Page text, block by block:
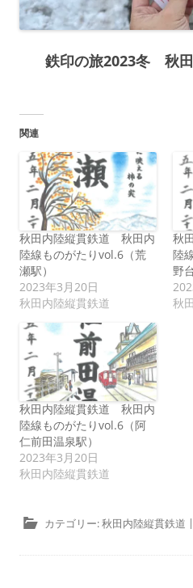
鉄印の旅2023冬 秋
関連
秋田内陸縦貫鉄道 秋田内
陸線ものがたりvol.6（荒
瀬駅）
2023年3月20日
秋田内陸縦貫鉄道
秋
陸
野
秋
秋田内陸縦貫鉄道 秋田内
陸線ものがたりvol.6（阿
仁前田温泉駅）
2023年3月20日
秋田内陸縦貫鉄道
カテゴリー:秋田内陸縦貫鉄道 |